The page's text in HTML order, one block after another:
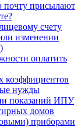
почту присылают
счету
изменении
оплатить
нужды
показаний ИПУ
домов
приборами